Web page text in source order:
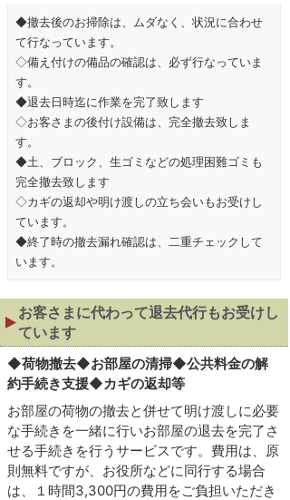
◆撤去後のお掃除は、ムダなく、状況に合わせ
て行なっています。
◇備え付けの備品の確認は、必ず行なっていま
す。
◆退去日時迄に作業を完了致します
◇お客さまの後付け設備は、完全撤去致しま
す。
◆土、ブロック、生ゴミなどの処理困難ゴミも
完全撤去致します
◇カギの返却や明け渡しの立ち会いもお受けし
ています。
◆終了時の撤去漏れ確認は、二重チェックして
います。
お客さまに代わって退去代行もお受けし
ています
◆荷物撤去◆お部屋の清掃◆公共料金の解
約手続き支援◆カギの返却等
お部屋の荷物の撤去と併せて明け渡しに必要
な手続きを一緒に行いお部屋の退去を完了さ
せる手続きを行うサービスです。費用は、原
則無料ですが、お役所などに同行する場合
は、１時間3,300円の費用をご負担いただき